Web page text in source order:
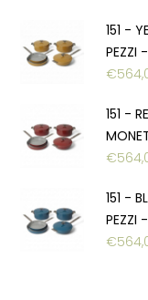
151 -
PEZZI
€
151 -
€
151 -
PEZZI
€